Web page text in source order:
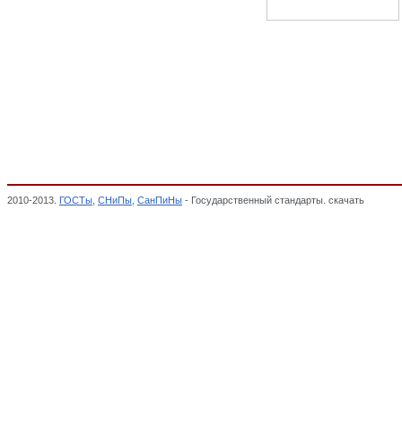
2010-2013. ГОСТы СНиПы СанПиНы - Государственный стандарты. скачать